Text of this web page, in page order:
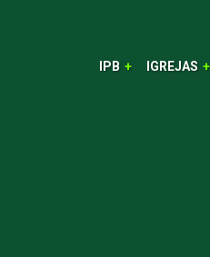
IPB IGREJAS